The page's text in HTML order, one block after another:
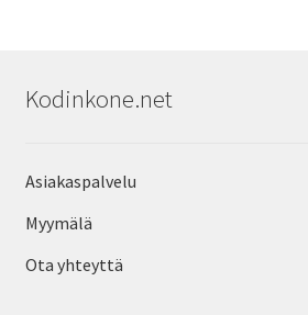
Kodinkone.net
Asiakaspalvelu
Myymälä
Ota yhteyttä